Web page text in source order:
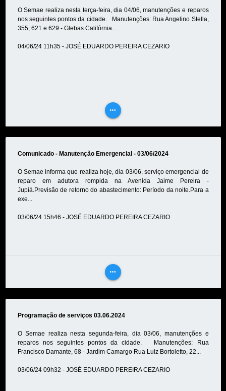
O Semae realiza nesta terça-feira, dia 04/06, manutenções e reparos
nos seguintes pontos da cidade. Manutenções: Rua Angelino Stella,
355, 621 e 629 - Glebas Califórnia...
04/06/24 11h35 - JOSÉ EDUARDO PEREIRA CEZARIO
more_horiz
VEJA
Comunicado - Manutenção Emergencial - 03/06/2024
O Semae informa que realiza hoje, dia 03/06, serviço emergencial de
reparo em adutora rompida na Avenida Jaime Pereira -
Jupiá.Previsão de retorno do abastecimento: Período da noite.Para a
exe...
03/06/24 15h46 - JOSÉ EDUARDO PEREIRA CEZARIO
more_horiz
VEJA
Programação de serviços 03.06.2024
O Semae realiza nesta segunda-feira, dia 03/06, manutenções e
reparos nos seguintes pontos da cidade. Manutenções: Rua
Francisco Damante, 68 - Jardim Camargo Rua Luiz Bortoletto, 22...
03/06/24 09h32 - JOSÉ EDUARDO PEREIRA CEZARIO